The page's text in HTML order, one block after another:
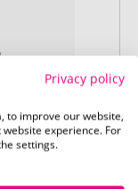
Privacy policy
to improve our website,
experience. For
settings.